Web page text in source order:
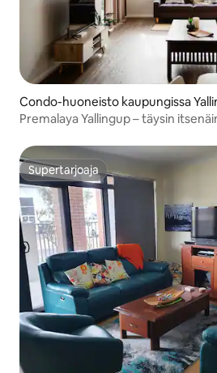
Condo-huoneisto kaupungissa
Premalaya Yallingup – täysin
Supertarjoaja
Supertarjoaja